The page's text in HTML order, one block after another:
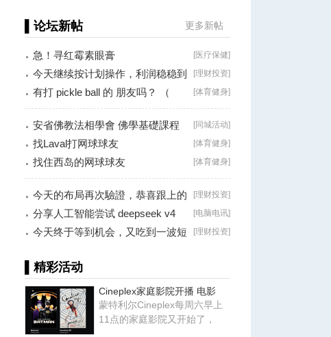
▌论坛新帖 更多新帖
[医疗保健]
急！寻红霉素眼膏
[理财投资]
今天继续按计划操作，利润稳稳到
手！
[体育健身]
有打 pickle ball 的 朋友吗？ （
Brossard
[同城活动]
安省佛教法相學會 佛學基礎課程
（第二十八
[体育健身]
找Laval打网球球友
[体育健身]
找住西岛的网球球友
[理财投资]
今天的布局再次驗證，恭喜跟上的
朋友！
[电脑电讯]
分享人工智能尝试 deepseek v4
falsh, 据说
[理财投资]
今天终于等到机会，又吃到一波短
▌精彩活动
Cineplex家庭影院开播 电影
蒙特利尔Cineplex每周六早上
11点的家庭影院又开始了，